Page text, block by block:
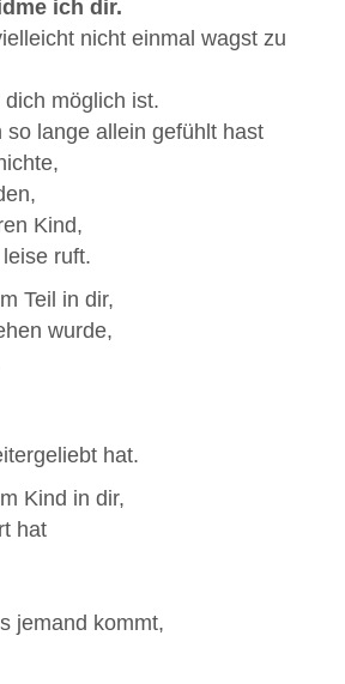
ich dir.
nicht einmal wagst zu
möglich ist.
so lange allein gefühlt hast
Kind,
ruft.
Teil in dir,
wurde,
hat.
Kind in dir,
hat
jemand kommt,